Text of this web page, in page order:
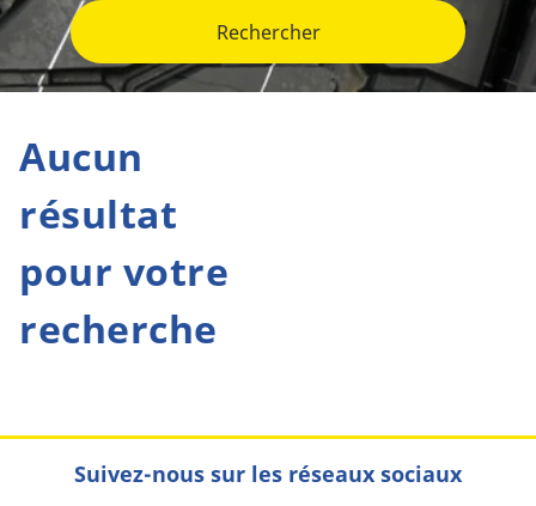
Rechercher
Aucun
résultat
pour votre
recherche
Suivez-nous sur les réseaux sociaux